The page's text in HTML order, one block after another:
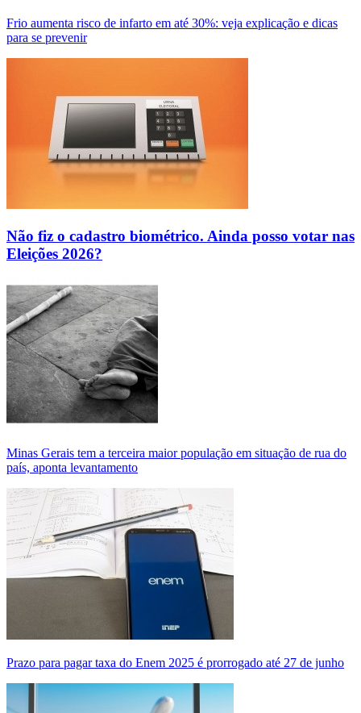
Frio aumenta risco de infarto em até 30%: veja explicação e dicas
para se prevenir
Não fiz o cadastro biométrico. Ainda posso votar nas
Eleições 2026?
Minas Gerais tem a terceira maior população em situação de rua do
país, aponta levantamento
Prazo para pagar taxa do Enem 2025 é prorrogado até 27 de junho